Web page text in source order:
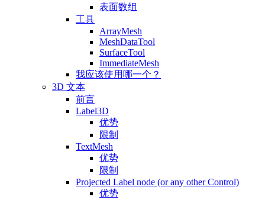
表面数组
工具
ArrayMesh
MeshDataTool
SurfaceTool
ImmediateMesh
我应该使用哪一个？
3D 文本
前言
Label3D
优势
限制
TextMesh
优势
限制
Projected Label node (or any other Control)
优势